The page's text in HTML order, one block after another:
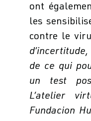
ont
les
contre le
de ce qui
un test
L’atelier
Fundacion